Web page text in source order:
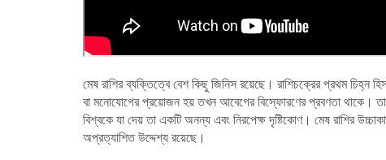
মেষ রাশির ব্যক্তিত্বে বেশ কিছু জিনিস রয়েছে। রাশিচক্রের প্রথম চিহ্ন
বা মনোযোগের প্রয়োজন হয় তখন আবেগের বিস্ফোরণের প্রবণতা থাকে।
বিশ্বকে যা দেয় তা একটি অনন্য এবং নিরপেক্ষ দৃষ্টিকোণ। মেষ রাশির
অপ্রত্যাশিত উদ্দেশ্য রয়েছে।